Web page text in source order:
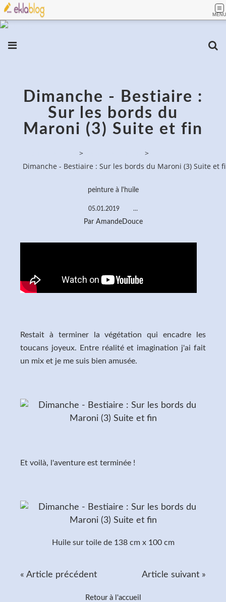
MENU
Dimanche - Bestiaire :
Sur les bords du
Maroni (3) Suite et fin
>
>
Dimanche - Bestiaire : Sur les bords du Maroni (3) Suite et
peinture à l'huile
05.01.2019 …
Par AmandeDouce
Restait à terminer la végétation qui encadre les
toucans joyeux. Entre réalité et imagination j'ai fait
un mix et je me suis bien amusée.
Et voilà, l'aventure est terminée !
Huile sur toile de 138 cm x 100 cm
« Article précédent Article suivant »
Retour à l'accueil